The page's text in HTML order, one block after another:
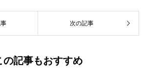
次の記事
の記事もおすすめ